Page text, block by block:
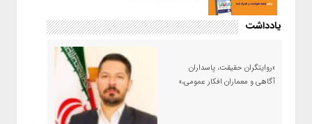
یادداشت
«روایتگران حقیقت، پاسداران
آگاهی و معماران افکار عمومی،»